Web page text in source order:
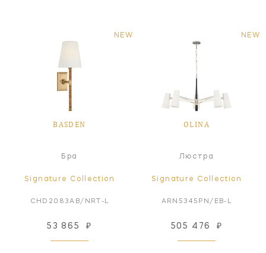
NEW
BASDEN
Бра
Signature Collection
CHD2083AB/NRT-L
53 865 ₽
NEW
OLINA
Люстра
Signature Collection
ARN5345PN/EB-L
505 476 ₽